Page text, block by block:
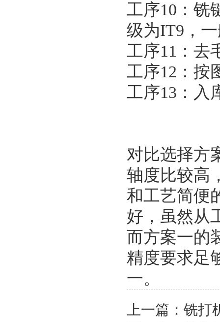
工序10：铣
级为IT9，
工序11：
工序12：按
工序13：
对比选择方
轴度比较高
和工艺简便
好，虽然从
而方案一的
精度要求足
一。
上一篇： 铣打